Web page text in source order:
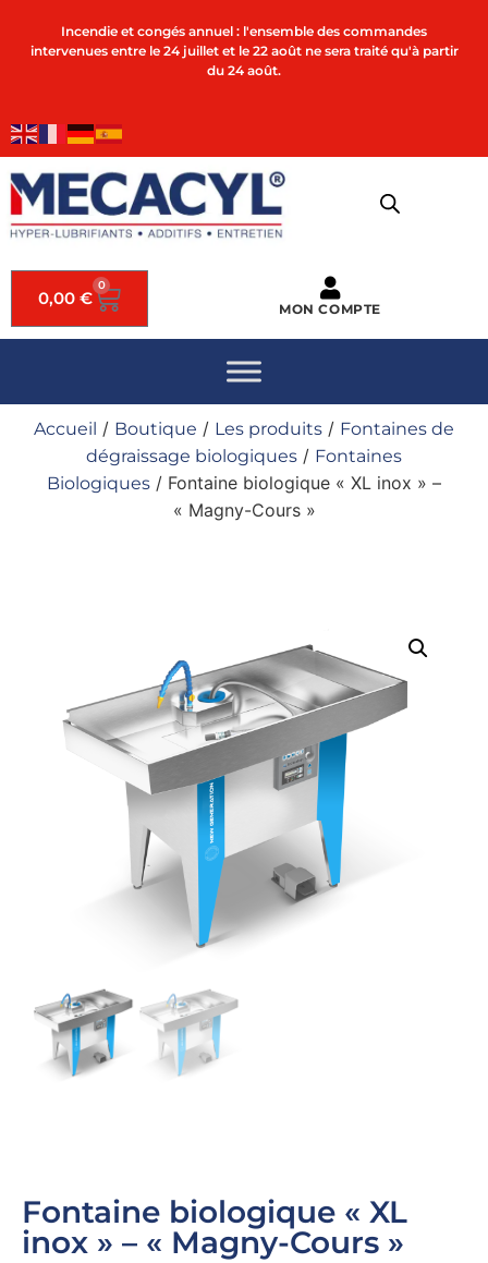
Incendie et congés annuel : l'ensemble des commandes
intervenues entre le 24 juillet et le 22 août ne sera traité qu'à partir
du 24 août.
0,00 €
0
MON COMPTE
Accueil / Boutique / Les produits / Fontaines de
dégraissage biologiques / Fontaines
Biologiques / Fontaine biologique « XL inox » –
« Magny-Cours »
Fontaine biologique « XL
inox » – « Magny-Cours »